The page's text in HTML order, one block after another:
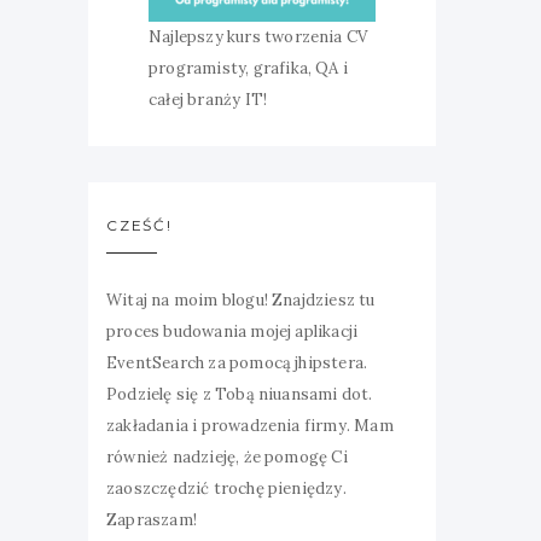
Najlepszy kurs tworzenia CV
programisty, grafika, QA i
całej branży IT!
CZEŚĆ!
Witaj na moim blogu! Znajdziesz tu
proces budowania mojej aplikacji
EventSearch za pomocą jhipstera.
Podzielę się z Tobą niuansami dot.
zakładania i prowadzenia firmy. Mam
również nadzieję, że pomogę Ci
zaoszczędzić trochę pieniędzy.
Zapraszam!